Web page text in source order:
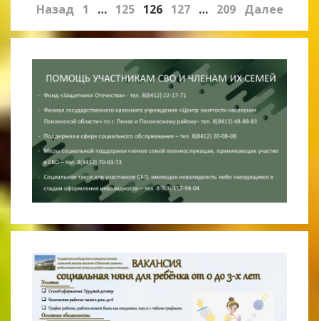
Назад 1 … 125 126 127 … 209 Далее